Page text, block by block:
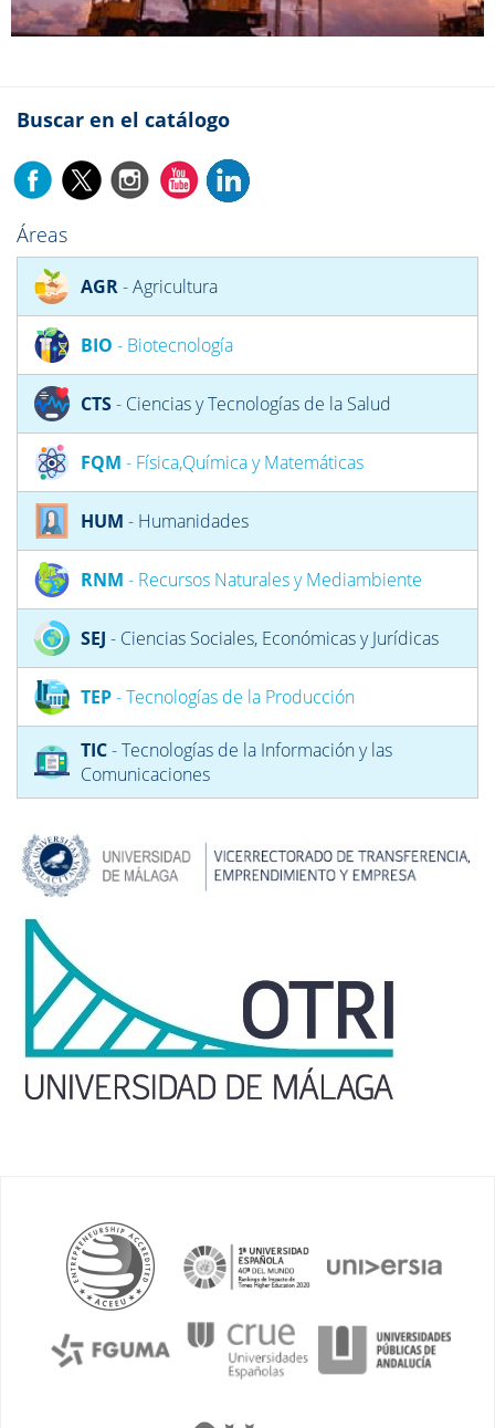
Buscar en el catálogo
Áreas
AGR- Agricultura
BIO - Biotecnología
CTS- Ciencias y Tecnologías de la Salud
FQM - Física,Química y Matemáticas
HUM - Humanidades
RNM - Recursos Naturales y Mediambiente
SEJ - Ciencias Sociales, Económicas y Jurídicas
TEP- Tecnologías de la Producción
TIC- Tecnologías de la Información y las
Comunicaciones